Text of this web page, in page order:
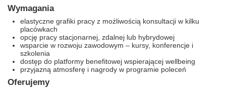
Wymagania
elastyczne grafiki pracy z możliwością konsultacji w kilku
placówkach
opcję pracy stacjonarnej, zdalnej lub hybrydowej
wsparcie w rozwoju zawodowym – kursy, konferencje i
szkolenia
dostęp do platformy benefitowej wspierającej wellbeing
przyjazną atmosferę i nagrody w programie poleceń
Oferujemy